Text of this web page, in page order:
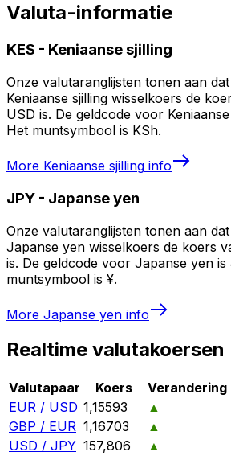
Valuta-informatie
KES - Keniaanse sjilling
Onze valutaranglijsten tonen aan
Keniaanse sjilling wisselkoers de
USD is. De geldcode voor
Het muntsymbool is KSh.
More Keniaanse sjilling info
JPY - Japanse yen
Onze valutaranglijsten tonen aan
Japanse yen wisselkoers de koers
is. De geldcode voor Japanse yen is
muntsymbool is ¥.
More Japanse yen info
Realtime valutakoersen
Valutapaar Koers
Verandering
EUR / USD 1,15593
▲
GBP / EUR 1,16703
▲
USD / JPY 157,806
▲